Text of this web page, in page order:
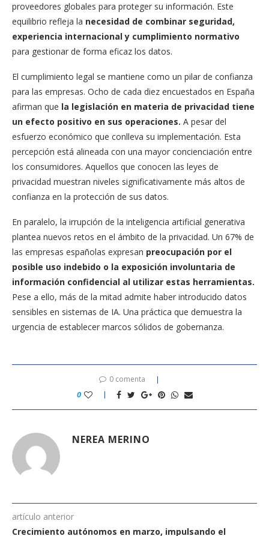
proveedores globales para proteger su información. Este
equilibrio refleja la necesidad de combinar seguridad,
experiencia internacional y cumplimiento normativo
para gestionar de forma eficaz los datos.
El cumplimiento legal se mantiene como un pilar de confianza
para las empresas. Ocho de cada diez encuestados en España
afirman que la legislación en materia de privacidad tiene
un efecto positivo en sus operaciones. A pesar del
esfuerzo económico que conlleva su implementación. Esta
percepción está alineada con una mayor concienciación entre
los consumidores. Aquellos que conocen las leyes de
privacidad muestran niveles significativamente más altos de
confianza en la protección de sus datos.
En paralelo, la irrupción de la inteligencia artificial generativa
plantea nuevos retos en el ámbito de la privacidad. Un 67% de
las empresas españolas expresan preocupación por el
posible uso indebido o la exposición involuntaria de
información confidencial al utilizar estas herramientas.
Pese a ello, más de la mitad admite haber introducido datos
sensibles en sistemas de IA. Una práctica que demuestra la
urgencia de establecer marcos sólidos de gobernanza.
0 comenta
0
NEREA MERINO
artículo anterior
Crecimiento autónomos en marzo, impulsando el